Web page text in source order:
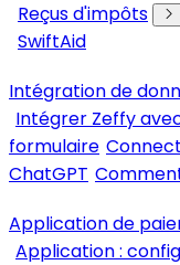
Reçus d'impôts
SwiftAid
Intégration de
Intégrer Zeffy
formulaire
ChatGPT
Application de
Application :